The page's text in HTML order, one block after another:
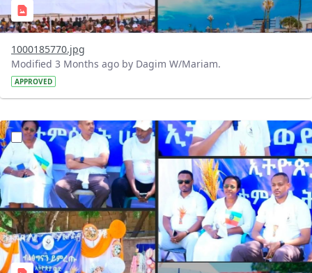
1000185770.jpg
Modified 3 Months ago by Dagim W/Mariam.
APPROVED
?version=1.0&t=1778049535224&imageThumbnail=1